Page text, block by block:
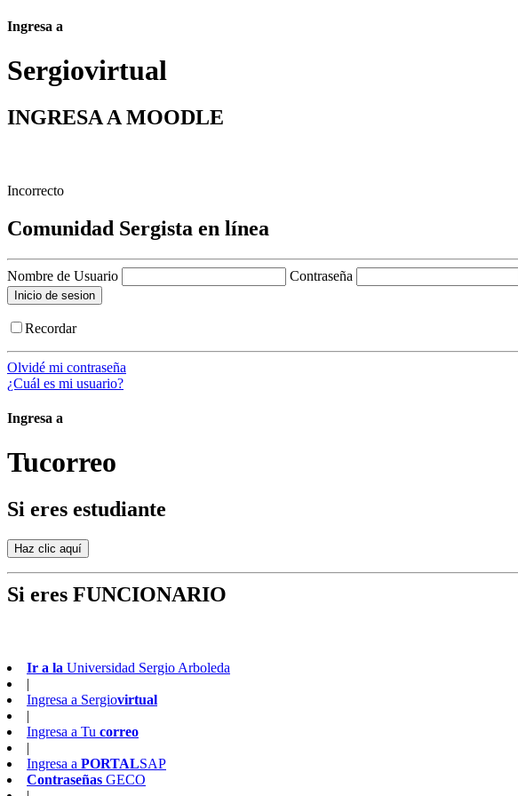
Ingresa a
Sergiovirtual
INGRESA A MOODLE
Incorrecto
Comunidad Sergista en línea
Nombre de Usuario Contraseña
Recordar
Olvidé mi contraseña
¿Cuál es mi usuario?
Ingresa a
Tucorreo
Si eres estudiante
Si eres FUNCIONARIO
Ir a la Universidad Sergio Arboleda
|
Ingresa a Sergiovirtual
|
Ingresa a Tu correo
|
Ingresa a PORTALSAP
Contraseñas GECO